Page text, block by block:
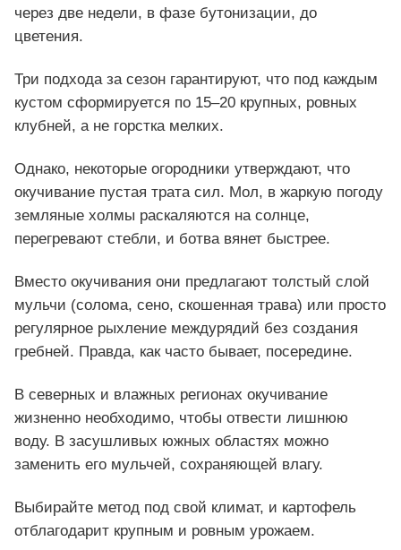
через две недели, в фазе бутонизации, до
цветения.
Три подхода за сезон гарантируют, что под каждым
кустом сформируется по 15–20 крупных, ровных
клубней, а не горстка мелких.
Однако, некоторые огородники утверждают, что
окучивание пустая трата сил. Мол, в жаркую погоду
земляные холмы раскаляются на солнце,
перегревают стебли, и ботва вянет быстрее.
Вместо окучивания они предлагают толстый слой
мульчи (солома, сено, скошенная трава) или просто
регулярное рыхление междурядий без создания
гребней. Правда, как часто бывает, посередине.
В северных и влажных регионах окучивание
жизненно необходимо, чтобы отвести лишнюю
воду. В засушливых южных областях можно
заменить его мульчей, сохраняющей влагу.
Выбирайте метод под свой климат, и картофель
отблагодарит крупным и ровным урожаем.